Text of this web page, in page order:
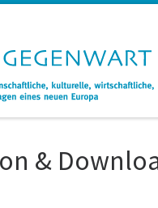
&